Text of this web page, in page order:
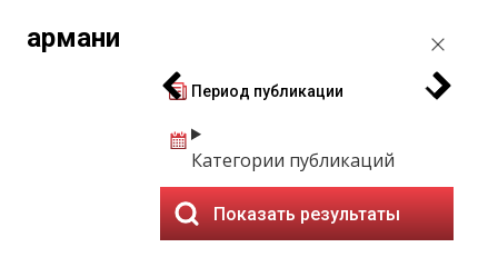
армани
Период публикации
Категории публикаций
Показать результаты